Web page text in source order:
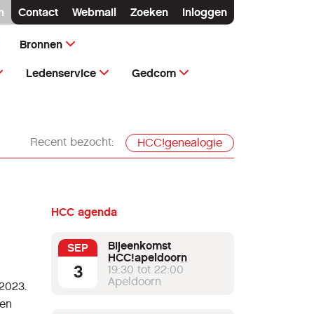
Contact Webmail Zoeken Inloggen
Bronnen
Ledenservice Gedcom
Recent bezocht: HCC!genealogie
HCC agenda
SEP
3
Bijeenkomst
HCC!apeldoorn
19:30 tot 22:00
Apeldoorn